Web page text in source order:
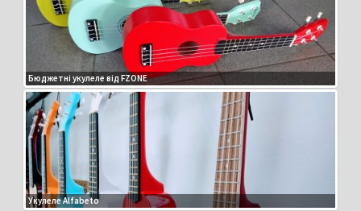
Бюджетні укулеле від FZONE
Укулеле Alfabeto